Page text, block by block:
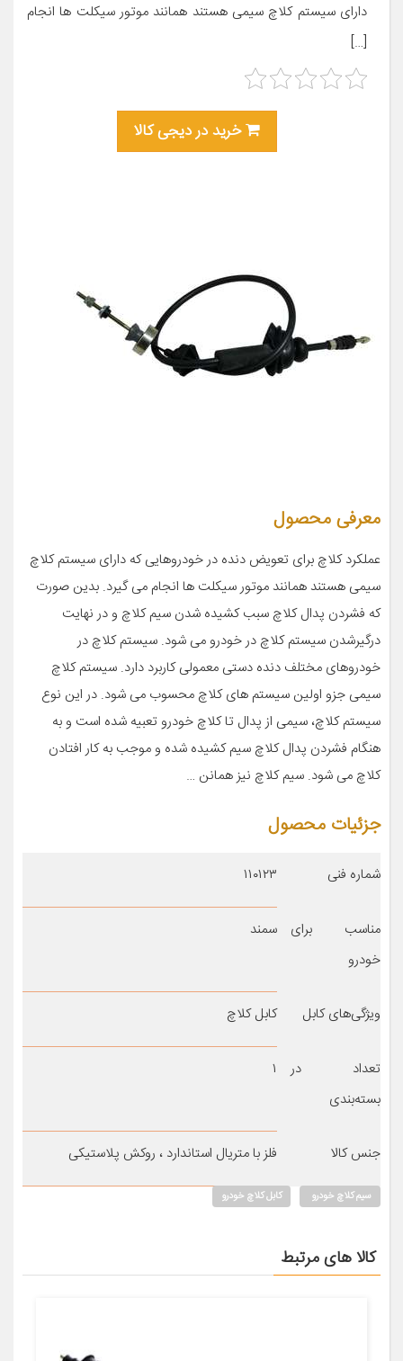
دارای سیستم کلاچ سیمی هستند همانند موتور سیکلت ها انجام
[…]
خرید در دیجی کالا
معرفی محصول
عملکرد کلاچ برای تعویض دنده در خودروهایی که دارای سیستم کلاچ
سیمی هستند همانند موتور سیکلت ها انجام می گیرد. بدین صورت
که فشردن پدال کلاچ سبب کشیده شدن سیم کلاچ و در نهایت
درگیرشدن سیستم کلاچ در خودرو می شود. سیستم کلاچ در
خودروهای مختلف دنده دستی معمولی کاربرد دارد. سیستم کلاچ
سیمی جزو اولین سیستم های کلاچ محسوب می شود. در این نوع
سیستم کلاچ، سیمی از پدال تا کلاچ خودرو تعبیه شده است و به
هنگام فشردن پدال کلاچ سیم کشیده شده و موجب به کار افتادن
کلاچ می شود. سیم کلاچ نیز همانن …
جزئیات محصول
شماره فنی ۱۱۰۱۲۳
مناسب برای
خودرو
سمند
ویژگی‌های کابل کابل کلاچ
تعداد در
بسته‌بندی
۱
جنس کالا فلز با متریال استاندارد ، روکش پلاستیکی
سیم کلاچ خودرو کابل کلاچ خودرو
کالا های مرتبط